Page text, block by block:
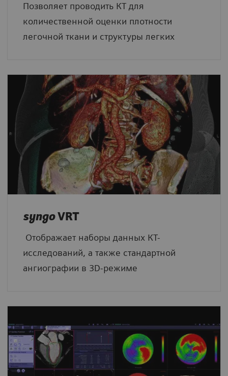
Позволяет проводить КТ для
количественной оценки плотности
легочной ткани и структуры легких
syngoVRT
Отображает наборы данных КТ-
исследований, a также стандартной
ангиографии в 3D-режиме